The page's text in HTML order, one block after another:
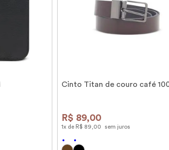
Cinto Titan de couro café
R$ 89,00
1x de R$ 89 00 sem juros